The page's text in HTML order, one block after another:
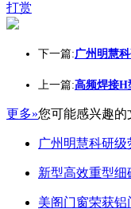
打赏
下一篇:广州明慧
上一篇:高频焊接H
更多»您可能感兴趣的
广州明慧科研
新型高效重型
美阁门窗荣获铝